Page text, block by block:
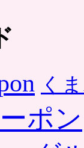
く
ポン